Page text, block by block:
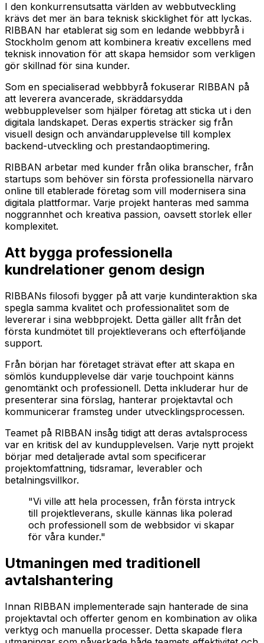
I den konkurrensutsatta världen av webbutveckling
krävs det mer än bara teknisk skicklighet för att lyckas.
RIBBAN har etablerat sig som en ledande webbbyrå i
Stockholm genom att kombinera kreativ excellens med
teknisk innovation för att skapa hemsidor som verkligen
gör skillnad för sina kunder.
Som en specialiserad webbbyrå fokuserar RIBBAN på
att leverera avancerade, skräddarsydda
webbupplevelser som hjälper företag att sticka ut i den
digitala landskapet. Deras expertis sträcker sig från
visuell design och användarupplevelse till komplex
backend-utveckling och prestandaoptimering.
RIBBAN arbetar med kunder från olika branscher, från
startups som behöver sin första professionella närvaro
online till etablerade företag som vill modernisera sina
digitala plattformar. Varje projekt hanteras med samma
noggrannhet och kreativa passion, oavsett storlek eller
komplexitet.
Att bygga professionella
kundrelationer genom design
RIBBANs filosofi bygger på att varje kundinteraktion ska
spegla samma kvalitet och professionalitet som de
levererar i sina webbprojekt. Detta gäller allt från det
första kundmötet till projektleverans och efterföljande
support.
Från början har företaget strävat efter att skapa en
sömlös kundupplevelse där varje touchpoint känns
genomtänkt och professionell. Detta inkluderar hur de
presenterar sina förslag, hanterar projektavtal och
kommunicerar framsteg under utvecklingsprocessen.
Teamet på RIBBAN insåg tidigt att deras avtalsprocess
var en kritisk del av kundupplevelsen. Varje nytt projekt
börjar med detaljerade avtal som specificerar
projektomfattning, tidsramar, leverabler och
betalningsvillkor.
"Vi ville att hela processen, från första intryck
till projektleverans, skulle kännas lika polerad
och professionell som de webbsidor vi skapar
för våra kunder."
Utmaningen med traditionell
avtalshantering
Innan RIBBAN implementerade sajn hanterade de sina
projektavtal och offerter genom en kombination av olika
verktyg och manuella processer. Detta skapade flera